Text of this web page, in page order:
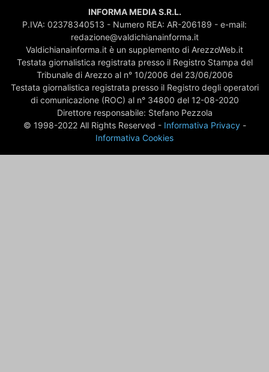
INFORMA MEDIA S.R.L.
P.IVA: 02378340513 - Numero REA: AR-206189 - e-mail:
redazione@valdichianainforma.it
Valdichianainforma.it è un supplemento di ArezzoWeb.it
Testata giornalistica registrata presso il Registro Stampa del
Tribunale di Arezzo al n° 10/2006 del 23/06/2006
Testata giornalistica registrata presso il Registro degli operatori
di comunicazione (ROC) al n° 34800 del 12-08-2020
Direttore responsabile: Stefano Pezzola
© 1998-2022 All Rights Reserved - Informativa Privacy-
Informativa Cookies